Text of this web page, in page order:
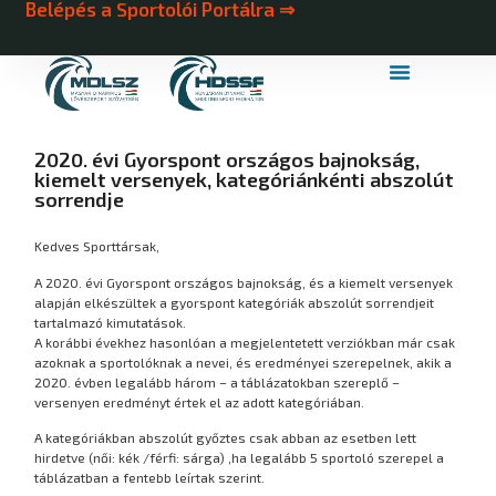
Belépés a Sportolói Portálra ⇒
2020. évi Gyorspont országos bajnokság,
kiemelt versenyek, kategóriánkénti abszolút
sorrendje
Kedves Sporttársak,
A 2020. évi Gyorspont országos bajnokság, és a kiemelt versenyek
alapján elkészültek a gyorspont kategóriák abszolút sorrendjeit
tartalmazó kimutatások.
A korábbi évekhez hasonlóan a megjelentetett verziókban már csak
azoknak a sportolóknak a nevei, és eredményei szerepelnek, akik a
2020. évben legalább három – a táblázatokban szereplő –
versenyen eredményt értek el az adott kategóriában.
A kategóriákban abszolút győztes csak abban az esetben lett
hirdetve (női: kék /férfi: sárga) ,ha legalább 5 sportoló szerepel a
táblázatban a fentebb leírtak szerint.